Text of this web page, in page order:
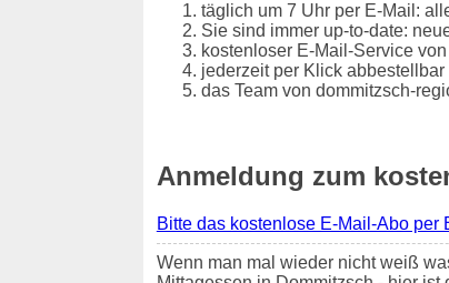
täglich um 7 Uhr per E-Mail:
Sie sind immer up-to-date:
kostenloser E-Mail-Service
jederzeit per Klick abbestellbar
das Team von dommitzsch-
Anmeldung zum
Bitte das kostenlose E-Mail-Abo
Wenn man mal wieder nicht weiß